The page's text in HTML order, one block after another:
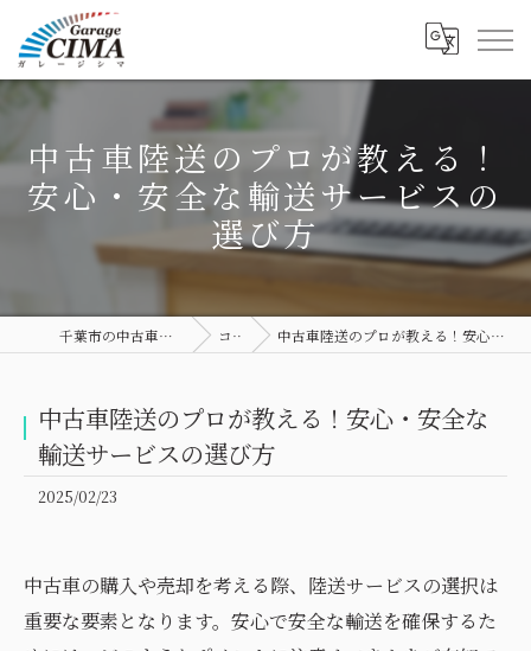
中古車陸送のプロが教える！
安心・安全な輸送サービスの
選び方
千葉市の中古車ならGarage CIMA コラム 中古車陸送のプロが教える！安心・安全な輸送サービスの選び方
中古車陸送のプロが教える！安心・安全な
輸送サービスの選び方
2025/02/23
中古車の購入や売却を考える際、陸送サービスの選択は
重要な要素となります。安心で安全な輸送を確保するた